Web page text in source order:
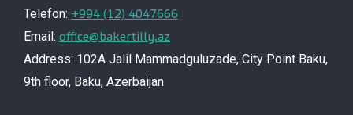
Telefon: +994 (12) 4047666
Email: office@bakertilly.az
Address: 102A Jalil Mammadguluzade, City Point Baku,
9th floor, Baku, Azerbaijan